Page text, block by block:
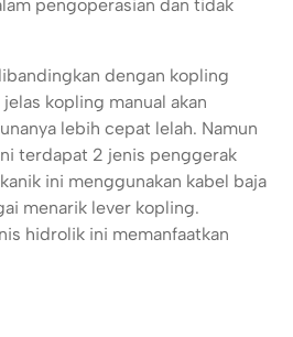
pengoperasian dan tidak
dengan kopling
kopling manual akan
lebih cepat lelah. Namun
terdapat 2 jenis penggerak
ini menggunakan kabel baja
menarik lever kopling.
hidrolik ini memanfaatkan